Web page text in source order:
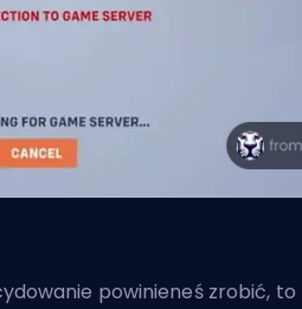
powinieneś zrobić, to